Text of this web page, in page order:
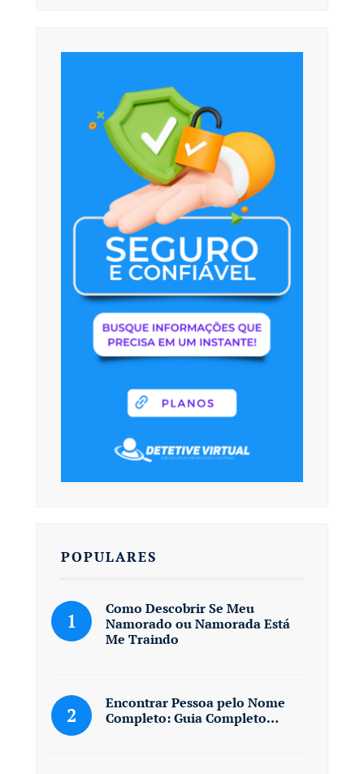
POPULARES
Como Descobrir Se Meu
Namorado ou Namorada Está
Me Traindo
Encontrar Pessoa pelo Nome
Completo: Guia Completo…